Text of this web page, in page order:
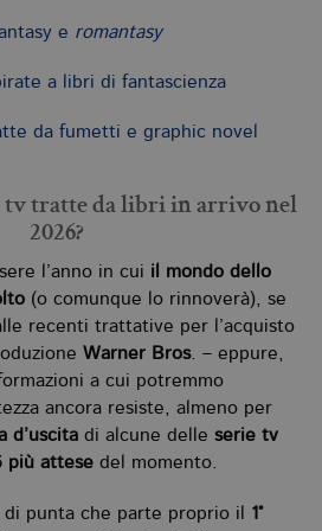
e romantasy
a libri di fantascienza
da fumetti e graphic novel
tv tratte da libri in arrivo nel
2026?
l’anno in cui il mondo dello
(o comunque lo rinnoverà), se
recenti trattative per l’acquisto
Warner Bros. – eppure,
a cui potremmo
ancora resiste, almeno per
d’uscita di alcune delle serie tv
più attese del momento.
di punta che parte proprio il 1°